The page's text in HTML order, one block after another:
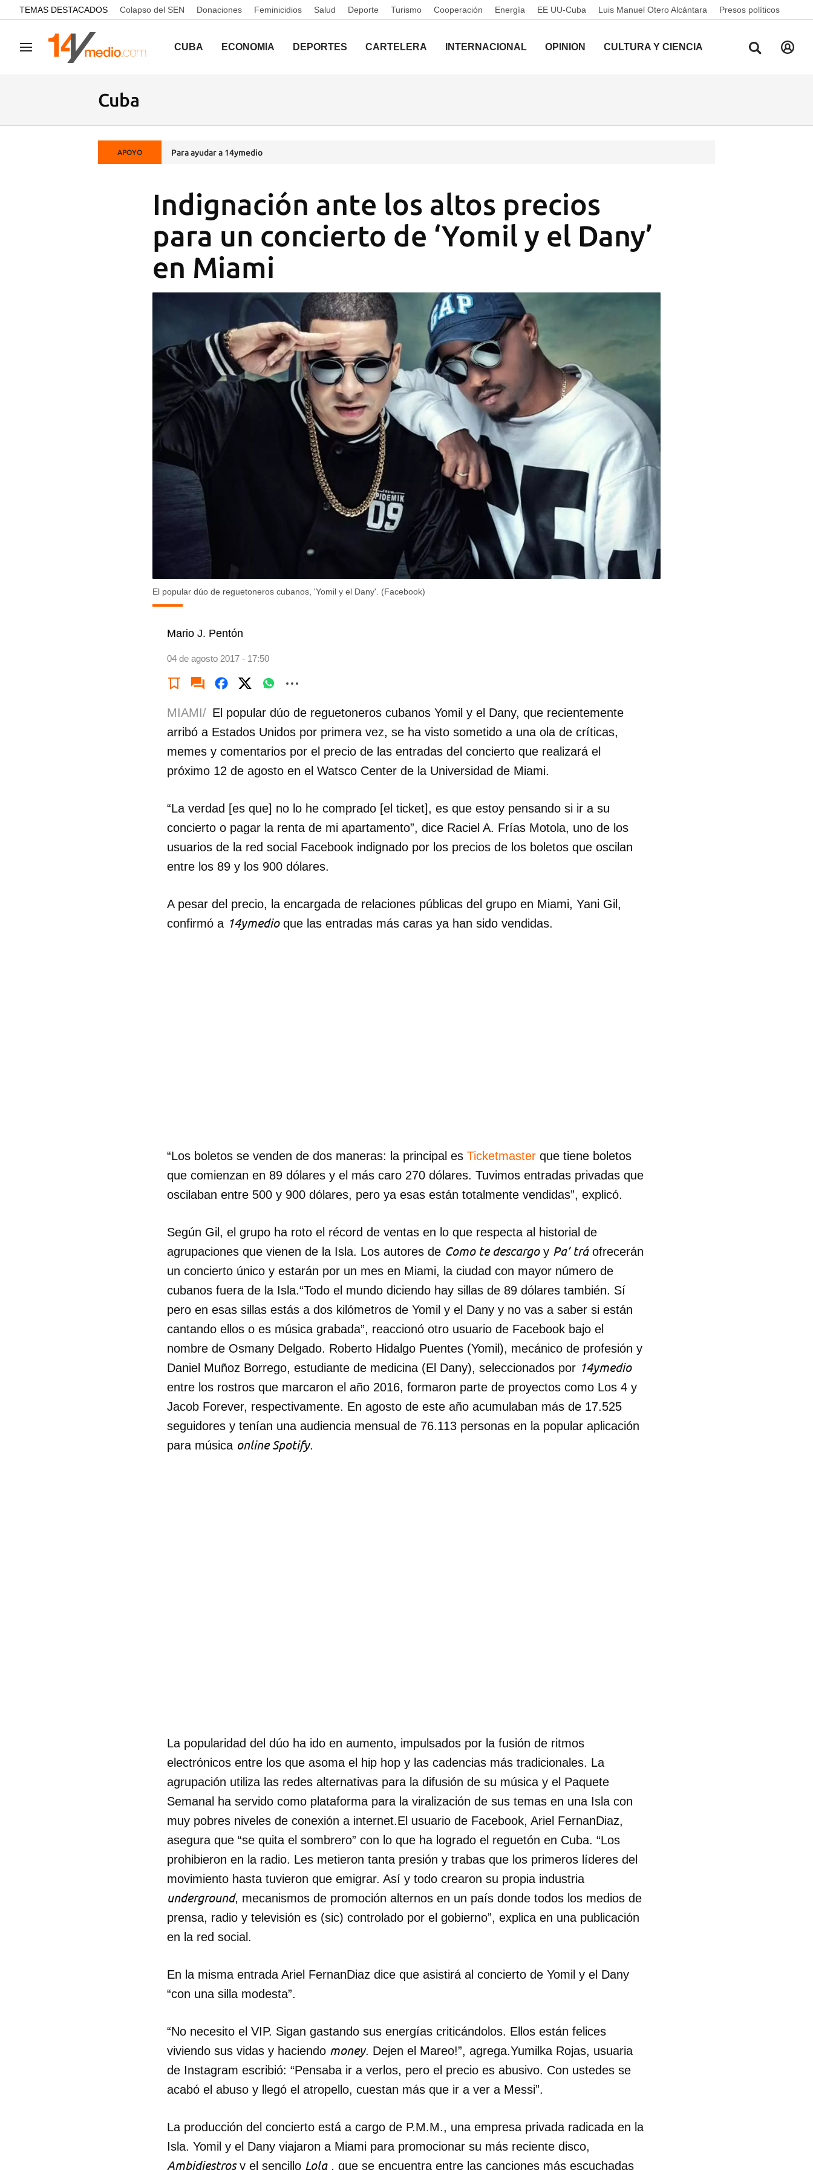
common.go-to-content
TEMAS DESTACADOS Colapso del SEN Donaciones Feminicidios Salud Deporte Turismo Cooperación Energía EE UU-Cuba Luis Manuel Otero Alcántara Presos políticos
Navegación CUBA ECONOMÍA DEPORTES CARTELERA INTERNACIONAL OPINIÓN CULTURA Y CIENCIA
Cuba
APOYO Para ayudar a 14ymedio
Indignación ante los altos precios
para un concierto de ‘Yomil y el Dany’
en Miami
El popular dúo de reguetoneros cubanos, 'Yomil y el Dany'. (Facebook)
Mario J. Pentón
04 de agosto 2017 - 17:50
Guardar como favorito
Para poder guardar como favorito, primero has de iniciar sesión con tu
cuenta de 14ymedio.
INICIAR SESIÓN CANCELAR
MIAMI/ El popular dúo de reguetoneros cubanos Yomil y el Dany, que recientemente
arribó a Estados Unidos por primera vez, se ha visto sometido a una ola de críticas,
memes y comentarios por el precio de las entradas del concierto que realizará el
próximo 12 de agosto en el Watsco Center de la Universidad de Miami.
“La verdad [es que] no lo he comprado [el ticket], es que estoy pensando si ir a su
concierto o pagar la renta de mi apartamento”, dice Raciel A. Frías Motola, uno de los
usuarios de la red social Facebook indignado por los precios de los boletos que oscilan
entre los 89 y los 900 dólares.
A pesar del precio, la encargada de relaciones públicas del grupo en Miami, Yani Gil,
confirmó a 14ymedioque las entradas más caras ya han sido vendidas.
“Los boletos se venden de dos maneras: la principal es Ticketmaster que tiene boletos
que comienzan en 89 dólares y el más caro 270 dólares. Tuvimos entradas privadas que
oscilaban entre 500 y 900 dólares, pero ya esas están totalmente vendidas”, explicó.
Según Gil, el grupo ha roto el récord de ventas en lo que respecta al historial de
agrupaciones que vienen de la Isla. Los autores de Como te descargoy Pa’ tráofrecerán
un concierto único y estarán por un mes en Miami, la ciudad con mayor número de
cubanos fuera de la Isla.“Todo el mundo diciendo hay sillas de 89 dólares también. Sí
pero en esas sillas estás a dos kilómetros de Yomil y el Dany y no vas a saber si están
cantando ellos o es música grabada”, reaccionó otro usuario de Facebook bajo el
nombre de Osmany Delgado. Roberto Hidalgo Puentes (Yomil), mecánico de profesión y
Daniel Muñoz Borrego, estudiante de medicina (El Dany), seleccionados por 14ymedio
entre los rostros que marcaron el año 2016, formaron parte de proyectos como Los 4 y
Jacob Forever, respectivamente. En agosto de este año acumulaban más de 17.525
seguidores y tenían una audiencia mensual de 76.113 personas en la popular aplicación
para música online Spotify.
La popularidad del dúo ha ido en aumento, impulsados por la fusión de ritmos
electrónicos entre los que asoma el hip hop y las cadencias más tradicionales. La
agrupación utiliza las redes alternativas para la difusión de su música y el Paquete
Semanal ha servido como plataforma para la viralización de sus temas en una Isla con
muy pobres niveles de conexión a internet.El usuario de Facebook, Ariel FernanDiaz,
asegura que “se quita el sombrero” con lo que ha logrado el reguetón en Cuba. “Los
prohibieron en la radio. Les metieron tanta presión y trabas que los primeros líderes del
movimiento hasta tuvieron que emigrar. Así y todo crearon su propia industria
underground, mecanismos de promoción alternos en un país donde todos los medios de
prensa, radio y televisión es (sic) controlado por el gobierno”, explica en una publicación
en la red social.
En la misma entrada Ariel FernanDiaz dice que asistirá al concierto de Yomil y el Dany
“con una silla modesta”.
“No necesito el VIP. Sigan gastando sus energías criticándolos. Ellos están felices
viviendo sus vidas y haciendo money. Dejen el Mareo!”, agrega.Yumilka Rojas, usuaria
de Instagram escribió: “Pensaba ir a verlos, pero el precio es abusivo. Con ustedes se
acabó el abuso y llegó el atropello, cuestan más que ir a ver a Messi”.
La producción del concierto está a cargo de P.M.M., una empresa privada radicada en la
Isla. Yomil y el Dany viajaron a Miami para promocionar su más reciente disco,
Ambidiestrosy el sencillo Lola, que se encuentra entre las canciones más escuchadas